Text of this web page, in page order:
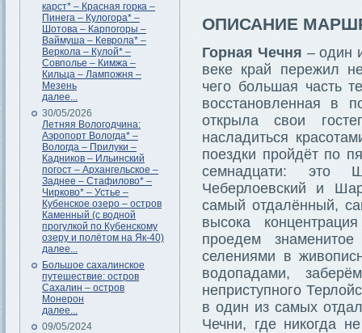
карст* – Красная горка –
Пинега – Кулогора* –
Шотова – Карпогоры –
Ваймуша – Кеврола* –
Веркола – Кулой* –
Совполье – Кимжа –
Кильца – Лампожня –
Мезень
далее...
30/05/2026
Летняя Вологодчина:
Аэропорт Вологда* –
Вологда – Прилуки –
Кадников – Ильинский
погост – Архангельское –
Заднее – Стафилово* –
Чирково* – Устье –
Кубенское озеро – остров
Каменный (с водной
прогулкой по Кубенскому
озеру и полётом на Як-40)
далее...
Большое сахалинское
путешествие: остров
Сахалин – остров
Монерон
далее...
09/05/2024
ОПИСАНИЕ
Горная Чечня – один
веке край пережил
чего большая часть
восстановленная в
открыла свои
насладиться
поездки пройдёт по
семнадцати: это
Чеберлоевский и
самый отдалённый,
высока
проедем
селениями в
водопадами,
неприступного
в один из самых
Чечни, где никогда